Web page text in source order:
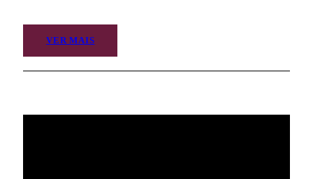
VER MAIS